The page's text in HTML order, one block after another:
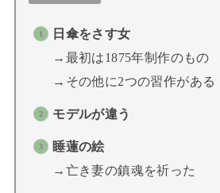
日傘をさす女
→最初は1875年制作のもの
→その他に2つの習作がある
モデルが違う
睡蓮の絵
→亡き妻の鎮魂を祈った